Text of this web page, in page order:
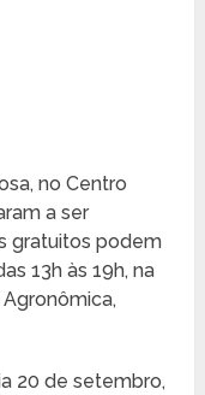
no Centro
a ser
gratuitos podem
13h às 19h, na
20 de setembro,